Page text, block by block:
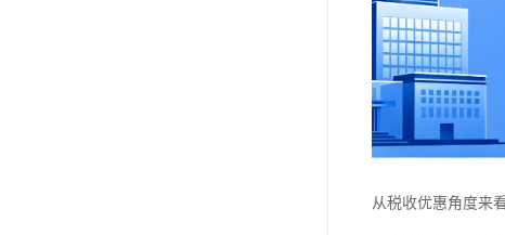
从税收优惠角度来